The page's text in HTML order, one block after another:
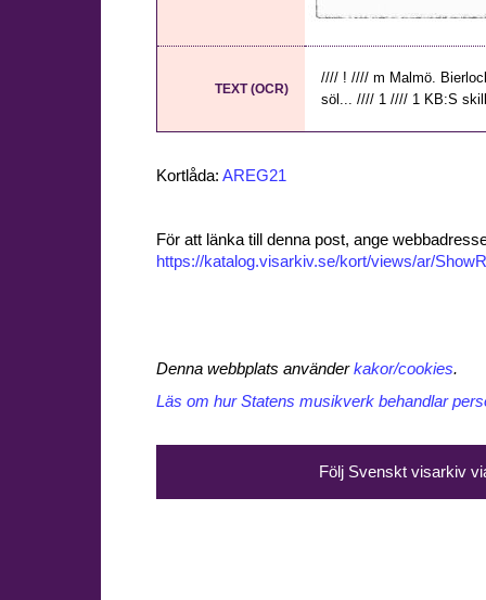
TEXT (OCR)
//// ! //// m Malmö.
söl... //// 1 //// 1 KB:S
Kortlåda: AREG21
För att länka till denna post, ange
https://katalog.visarkiv.se/kort/views/ar/
Denna webbplats använderkakor/cookies.
Läs om hur Statens musikverk behandlar
Följ Svenskt visarkiv